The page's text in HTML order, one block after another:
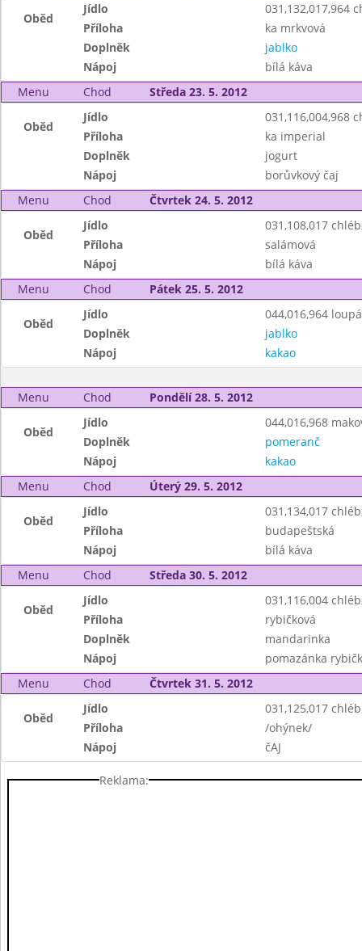
Oběd
Jídlo
031,132,017,964
Příloha
ka mrkvová
Doplněk
jablko
Nápoj
bílá káva
Menu
Chod Středa 23. 5. 2012
Oběd
Jídlo
031,116,004,968
Příloha
ka imperial
Doplněk
jogurt
Nápoj
borůvkový čaj
Menu
Chod Čtvrtek 24. 5. 2012
Oběd
Jídlo
031,108,017
Příloha
salámová
Nápoj
bílá káva
Menu
Chod Pátek 25. 5. 2012
Oběd
Jídlo
044,016,964
Doplněk
jablko
Nápoj
kakao
Menu Chod Pondělí 28. 5. 2012
Oběd
Jídlo
044,016,968
Doplněk
pomeranč
Nápoj
kakao
Menu
Chod Úterý 29. 5. 2012
Oběd
Jídlo
031,134,017
Příloha
budapeštská
Nápoj
bílá káva
Menu
Chod Středa 30. 5. 2012
Oběd
Jídlo
031,116,004
Příloha
rybičková
Doplněk
mandarinka
Nápoj
pomazánka
Menu
Chod Čtvrtek 31. 5. 2012
Oběd
Jídlo
031,125,017
Příloha
/ohýnek/
Nápoj
čAJ
Reklama: